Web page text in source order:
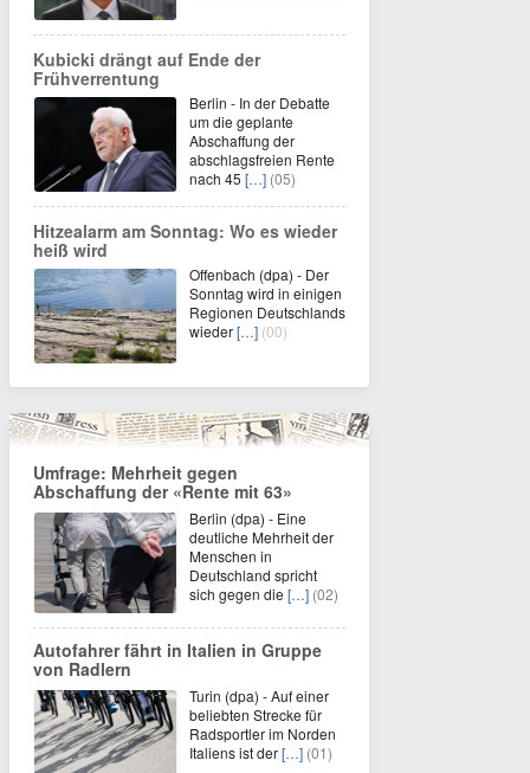
Kubicki drängt auf Ende der
Frühverrentung
Berlin - In der Debatte
um die geplante
Abschaffung der
abschlagsfreien Rente
nach 45 […] (05)
Hitzealarm am Sonntag: Wo es wieder
heiß wird
Offenbach (dpa) - Der
Sonntag wird in einigen
Regionen Deutschlands
wieder[…] (00)
Umfrage: Mehrheit gegen
Abschaffung der «Rente mit 63»
Berlin (dpa) - Eine
deutliche Mehrheit der
Menschen in
Deutschland spricht
sich gegen die […] (02)
Autofahrer fährt in Italien in Gruppe
von Radlern
Turin (dpa) - Auf einer
beliebten Strecke für
Radsportler im Norden
Italiens ist der[…] (01)